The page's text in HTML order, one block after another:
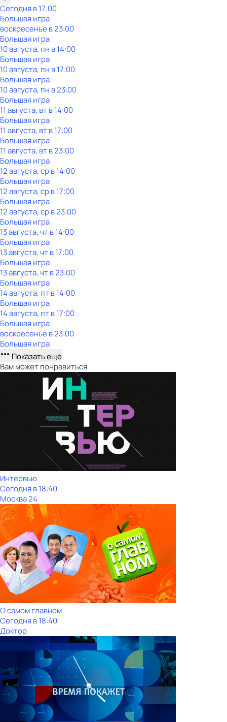
Сегодня в 17:00
Большая игра
воскресенье в23:00
Большая игра
10 августа, пн в 14:00
Большая игра
10 августа, пн в 17:00
Большая игра
10 августа, пн в 23:00
Большая игра
11 августа, вт в 14:00
Большая игра
11 августа, вт в 17:00
Большая игра
11 августа, вт в 23:00
Большая игра
12 августа, ср в 14:00
Большая игра
12 августа, ср в 17:00
Большая игра
12 августа, ср в 23:00
Большая игра
13 августа, чт в 14:00
Большая игра
13 августа, чт в 17:00
Большая игра
13 августа, чт в 23:00
Большая игра
14 августа, пт в 14:00
Большая игра
14 августа, пт в 17:00
Большая игра
воскресенье в23:00
Большая игра
Показать ещё
Вам может понравиться
Интервью
Сегодня в 18:40
Москва 24
О самом главном
Сегодня в 18:40
Доктор